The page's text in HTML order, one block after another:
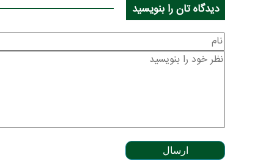
دیدگاه تان را بنویسید
ارسال